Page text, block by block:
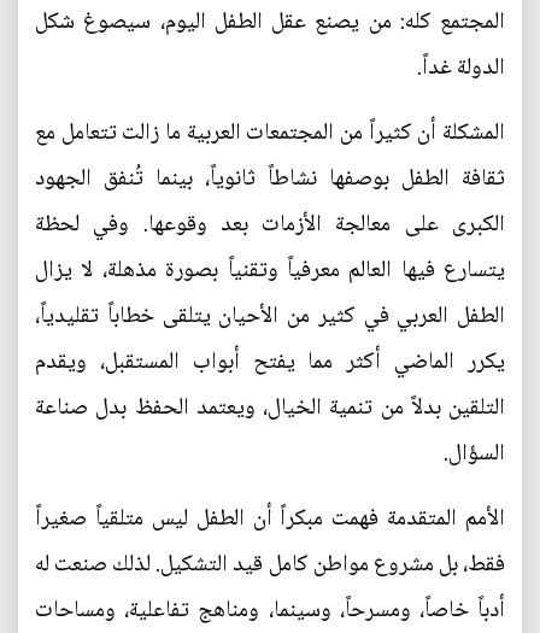
المجتمع كله: من يصنع عقل الطفل اليوم، سيصوغ شكل
الدولة غداً.
المشكلة أن كثيراً من المجتمعات العربية ما زالت تتعامل مع
ثقافة الطفل بوصفها نشاطاً ثانوياً، بينما تُنفق الجهود
الكبرى على معالجة الأزمات بعد وقوعها. وفي لحظة
يتسارع فيها العالم معرفياً وتقنياً بصورة مذهلة، لا يزال
الطفل العربي في كثير من الأحيان يتلقى خطاباً تقليدياً،
يكرر الماضي أكثر مما يفتح أبواب المستقبل، ويقدم
التلقين بدلاً من تنمية الخيال، ويعتمد الحفظ بدل صناعة
السؤال.
الأمم المتقدمة فهمت مبكراً أن الطفل ليس متلقياً صغيراً
فقط، بل مشروع مواطن كامل قيد التشكيل. لذلك صنعت له
أدباً خاصاً، ومسرحاً، وسينما، ومناهج تفاعلية، ومساحات